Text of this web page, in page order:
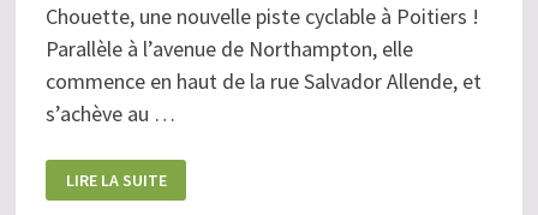
Chouette, une nouvelle piste cyclable à Poitiers !
Parallèle à l’avenue de Northampton, elle
commence en haut de la rue Salvador Allende, et
s’achève au …
NOUVELLE
PISTE
LIRE LA SUITE